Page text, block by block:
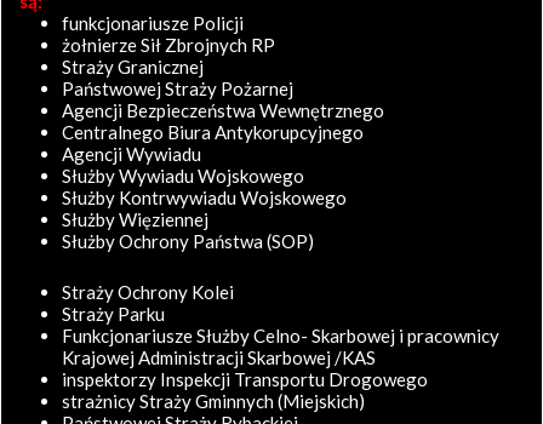
funkcjonariusze Policji
żołnierze Sił Zbrojnych RP
Straży Granicznej
Państwowej Straży Pożarnej
Agencji Bezpieczeństwa Wewnętrznego
Centralnego Biura Antykorupcyjnego
Agencji Wywiadu
Służby Wywiadu Wojskowego
Służby Kontrwywiadu Wojskowego
Służby Więziennej
Służby Ochrony Państwa (SOP)
Straży Ochrony Kolei
Straży Parku
Funkcjonariusze Służby Celno- Skarbowej i pracownicy
Krajowej Administracji Skarbowej /KAS
inspektorzy Inspekcji Transportu Drogowego
strażnicy Straży Gminnych (Miejskich)